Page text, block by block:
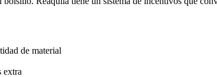
de material
extra